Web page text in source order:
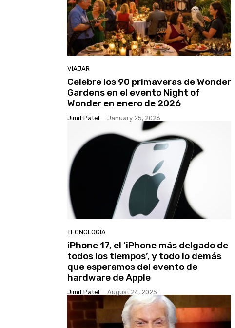
VIAJAR
Celebre los 90 primaveras de Wonder
Gardens en el evento Night of
Wonder en enero de 2026
Jimit Patel - January 25, 2026
TECNOLOGÍA
iPhone 17, el ‘iPhone más delgado de
todos los tiempos’, y todo lo demás
que esperamos del evento de
hardware de Apple
Jimit Patel - August 24, 2025